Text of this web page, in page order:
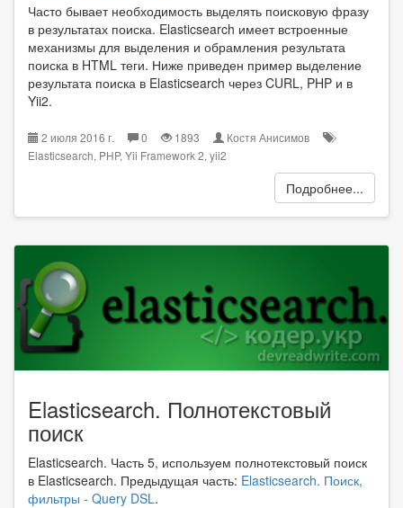
Часто бывает необходимость выделять поисковую фразу
в результатах поиска. Elasticsearch имеет встроенные
механизмы для выделения и обрамления результата
поиска в HTML теги. Ниже приведен пример выделение
результата поиска в Elasticsearch через CURL, PHP и в
Yii2.
2 июля 2016 г. 0 1893
Костя Анисимов
Elasticsearch, PHP, Yii Framework 2, yii2
Подробнее...
Elasticsearch. Полнотекстовый
поиск
Elasticsearch. Часть 5, используем полнотекстовый поиск
в Elasticsearch. Предыдущая часть: Elasticsearch. Поиск,
фильтры - Query DSL.